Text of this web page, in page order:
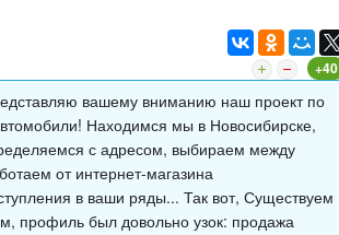
+40
вашему вниманию наш проект по
Находимся мы в Новосибирске,
с адресом, выбираем между
от интернет-магазина
в ваши ряды... Так вот, Существуем
профиль был довольно узок: продажа